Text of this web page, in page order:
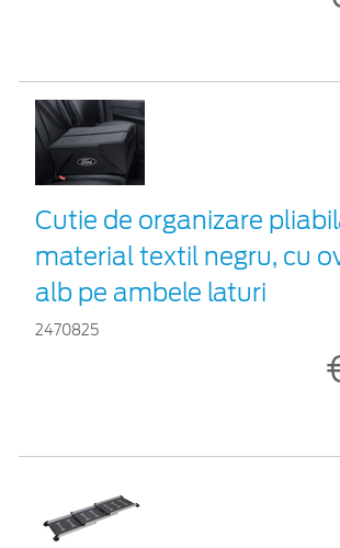
Cutie de organizare
material textil negru, cu
alb pe ambele laturi
2470825